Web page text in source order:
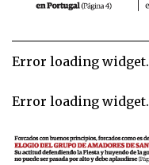
Error loading widget.
Error loading widget.